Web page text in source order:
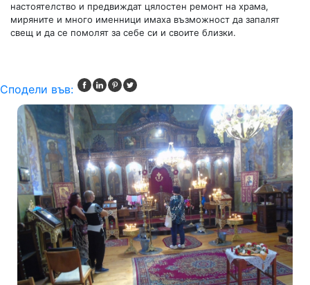
настоятелство и предвиждат цялостен ремонт на храма,
миряните и много именници имаха възможност да запалят
свещ и да се помолят за себе си и своите близки.
Сподели във: